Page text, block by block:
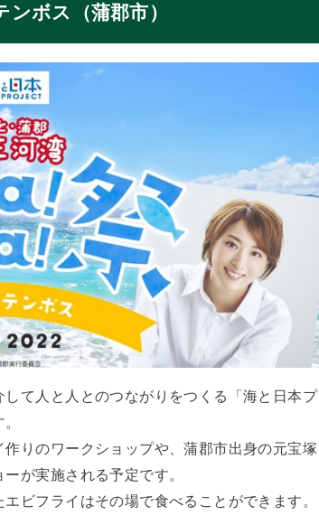
ボス（蒲郡市）
て人と人とのつながりをつくる「海と日本プ
りのワークショップや、蒲郡市出身の元宝塚
が実施される予定です。
ビフライはその場で食べることができます。